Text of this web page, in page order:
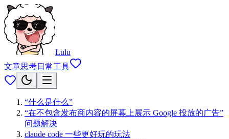
Lulu
文章思考日常工具
“什么是什么”
“在不包含发布商内容的屏幕上展示 Google 投放的广告”
问题解决
claude code 一些更好玩的玩法